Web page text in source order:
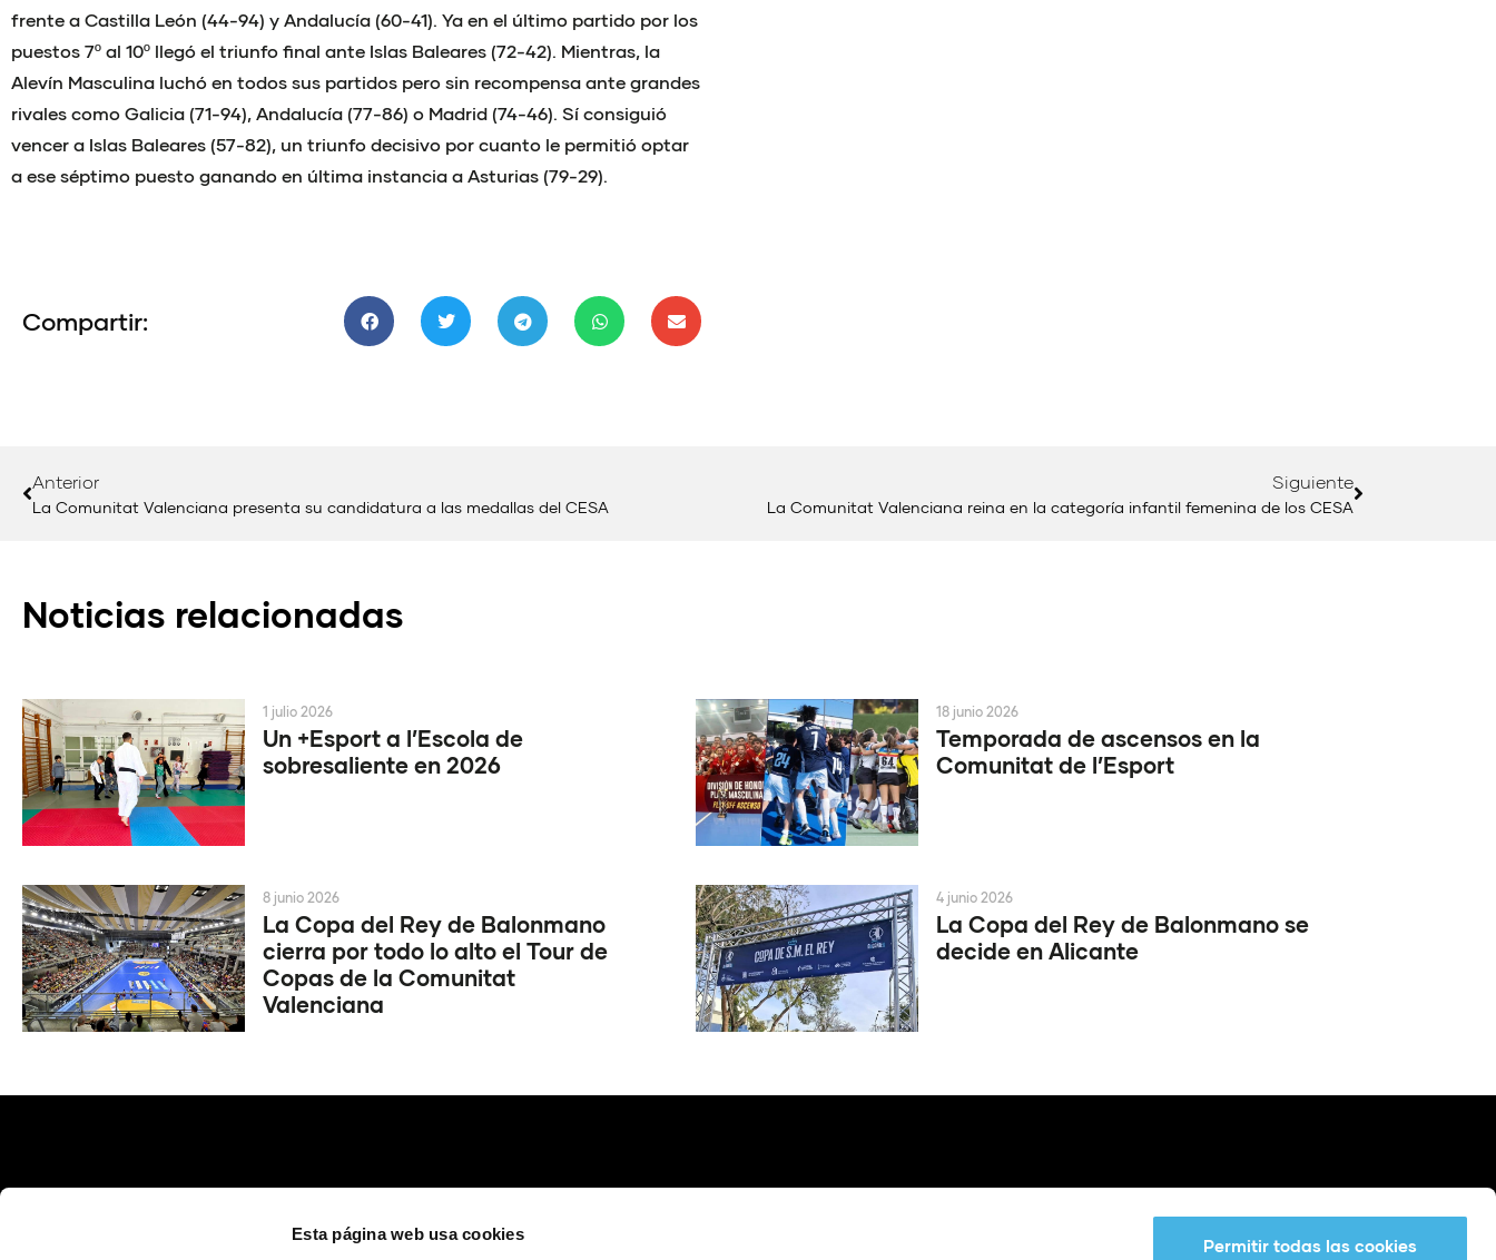
Esta página web usa cookies
Permitir todas las cookies
frente a Castilla León (44-94) y Andalucía (60-41). Ya en el último partido por los
puestos 7º al 10º llegó el triunfo final ante Islas Baleares (72-42). Mientras, la
Alevín Masculina luchó en todos sus partidos pero sin recompensa ante grandes
rivales como Galicia (71-94), Andalucía (77-86) o Madrid (74-46). Sí consiguió
vencer a Islas Baleares (57-82), un triunfo decisivo por cuanto le permitió optar
a ese séptimo puesto ganando en última instancia a Asturias (79-29).
Compartir:
Anterior
La Comunitat Valenciana presenta su candidatura a las medallas del CESA
Siguiente
La Comunitat Valenciana reina en la categoría infantil femenina de los CESA
Noticias relacionadas
Un +Esport a l’Escola de
sobresaliente en 2026
1 julio 2026
Temporada de ascensos en la
Comunitat de l’Esport
18 junio 2026
La Copa del Rey de Balonmano
cierra por todo lo alto el Tour de
Copas de la Comunitat
Valenciana
8 junio 2026
La Copa del Rey de Balonmano se
decide en Alicante
4 junio 2026